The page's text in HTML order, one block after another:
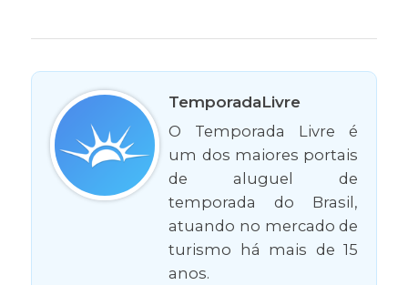
TemporadaLivre
O Temporada Livre é
um dos maiores portais
de aluguel de
temporada do Brasil,
atuando no mercado de
turismo há mais de 15
anos.